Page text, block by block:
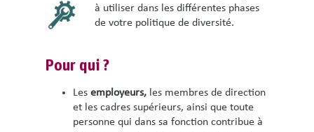
à utiliser dans les différentes phases
de votre politique de diversité.
Pour qui ?
Les employeurs, les membres de direction
et les cadres supérieurs, ainsi que toute
personne qui dans sa fonction contribue à